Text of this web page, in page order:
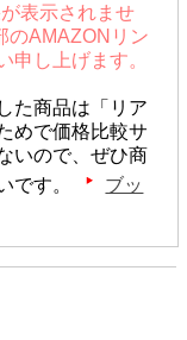
表示されませ
のAMAZONリン
申し上げます。
た商品は「リア
めで価格比較サ
いので、ぜひ商
です。
ブッ